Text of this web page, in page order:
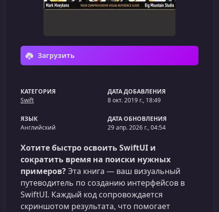
Загрузить
КАТЕГОРИЯ
Swift
ДАТА ДОБАВЛЕНИЯ
8 окт. 2019 г., 18:49
ЯЗЫК
Английский
ДАТА ОБНОВЛЕНИЯ
29 апр. 2026 г., 04:54
Хотите быстро освоить SwiftUI и
сократить время на поиски нужных
примеров?Эта книга — ваш визуальный
путеводитель по созданию интерфейсов в
SwiftUI. Каждый код сопровождается
скриншотом результата, что помогает